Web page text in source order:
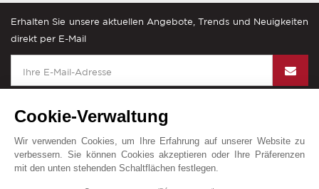
Erhalten Sie unsere aktuellen Angebote, Trends und Neuigkeiten
direkt per E-Mail
John Taylor in der Welt
Cookie-Verwaltung
Wir verwenden Cookies, um Ihre Erfahrung auf unserer Website zu
verbessern. Sie können Cookies akzeptieren oder Ihre Präferenzen
mit den unten stehenden Schaltflächen festlegen.